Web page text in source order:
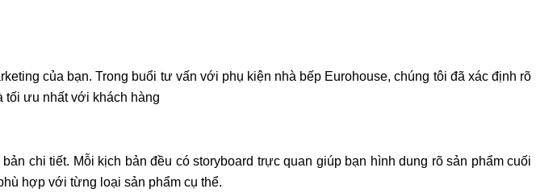
của bạn. Trong buổi tư vấn với phụ kiện nhà bếp Eurohouse, chúng tôi đã xác định rõ
tối ưu nhất với khách hàng
chi tiết. Mỗi kịch bản đều có storyboard trực quan giúp bạn hình dung rõ sản phẩm cuối
hợp với từng loại sản phẩm cụ thể.